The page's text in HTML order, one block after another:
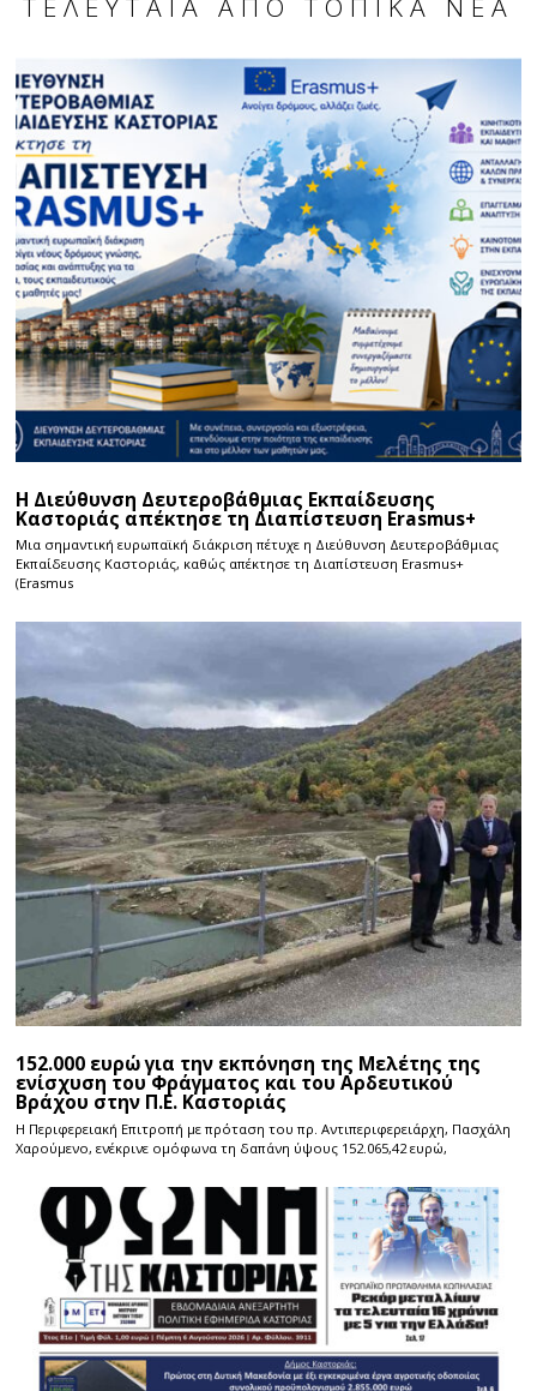
ΤΕΛΕΥΤΑΊΑ ΑΠΌ ΤΟΠΙΚΆ ΝΈΑ
Η Διεύθυνση Δευτεροβάθμιας Εκπαίδευσης
Καστοριάς απέκτησε τη Διαπίστευση Erasmus+
Μια σημαντική ευρωπαϊκή διάκριση πέτυχε η Διεύθυνση Δευτεροβάθμιας
Εκπαίδευσης Καστοριάς, καθώς απέκτησε τη Διαπίστευση Erasmus+
(Erasmus
152.000 ευρώ για την εκπόνηση της Μελέτης της
ενίσχυση του Φράγματος και του Αρδευτικού
Βράχου στην Π.Ε. Καστοριάς
Η Περιφερειακή Επιτροπή με πρόταση του πρ. Αντιπεριφερειάρχη, Πασχάλη
Χαρούμενο, ενέκρινε ομόφωνα τη δαπάνη ύψους 152.065,42 ευρώ,